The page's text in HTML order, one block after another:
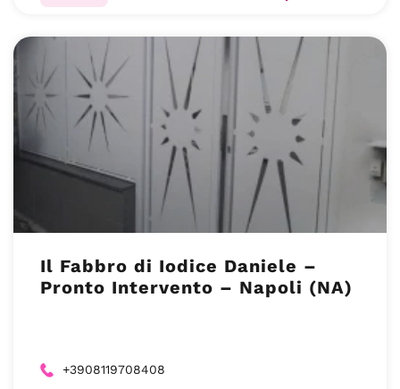
Il Fabbro di Iodice Daniele –
Pronto Intervento – Napoli (NA)
+3908119708408